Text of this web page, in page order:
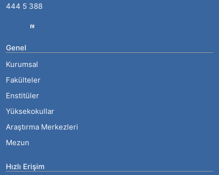
444 5 388
Genel
Kurumsal
Fakülteler
Enstitüler
Yüksekokullar
Araştırma Merkezleri
Mezun
Hızlı Erişim